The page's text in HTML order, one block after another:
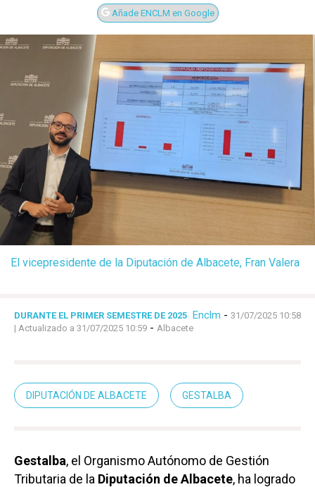
Añade ENCLM en Google
El vicepresidente de la Diputación de Albacete, Fran Valera
DURANTE EL PRIMER SEMESTRE DE 2025 Enclm - 31/07/2025 10:58
| Actualizado a 31/07/2025 10:59 - Albacete
DIPUTACIÓN DE ALBACETE GESTALBA
Gestalba, el Organismo Autónomo de Gestión
Tributaria de la Diputación de Albacete, ha logrado